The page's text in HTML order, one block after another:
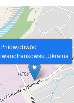
Pniów,obwód
iwanofrankowski,Ukraina